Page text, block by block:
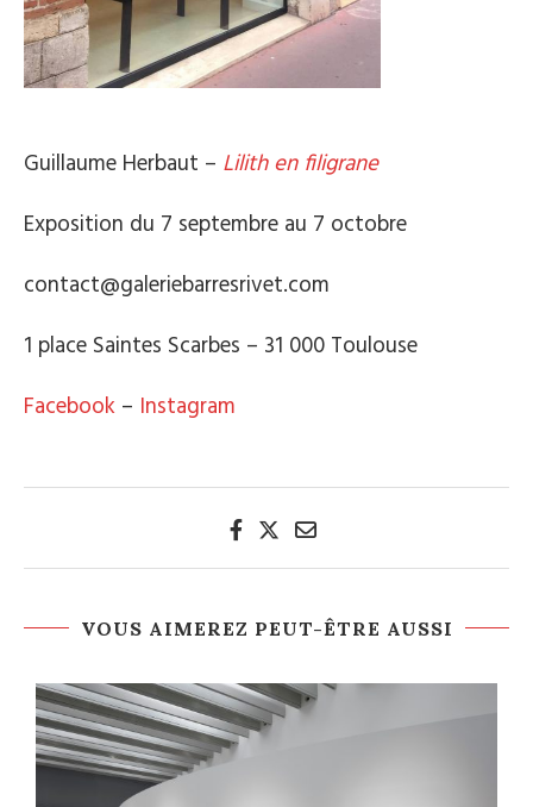
Guillaume Herbaut – Lilith en filigrane
Exposition du 7 septembre au 7 octobre
contact@galeriebarresrivet.com
1 place Saintes Scarbes – 31 000 Toulouse
Facebook – Instagram
VOUS AIMEREZ PEUT-ÊTRE AUSSI